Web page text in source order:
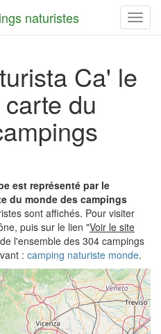
naturistes
Ca' le
du
est représenté par le
du monde des campings
sont affichés. Pour visiter
puis sur le lien "Voir le site
l'ensemble des 304 campings
: camping naturiste monde.